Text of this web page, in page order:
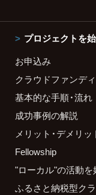
プロジェクトを
お申込み
クラウドファンデ
基本的な手順・流れ
成功事例の解説
メリット・デメリッ
Fellowship
"ローカル"の活動を
ふるさと納税型ク